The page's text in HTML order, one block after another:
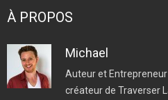
À PROPOS
Michael
Auteur et
créateur de Traverser